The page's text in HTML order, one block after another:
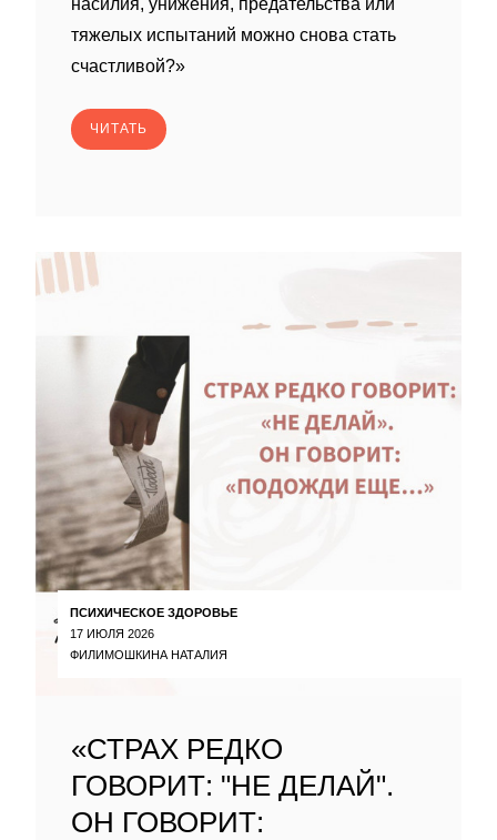
насилия, унижения, предательства или
тяжелых испытаний можно снова стать
счастливой?»
ЧИТАТЬ
ПСИХИЧЕСКОЕ ЗДОРОВЬЕ
17 ИЮЛЯ 2026
ФИЛИМОШКИНА НАТАЛИЯ
«СТРАХ РЕДКО
ГОВОРИТ: "НЕ ДЕЛАЙ".
ОН ГОВОРИТ: